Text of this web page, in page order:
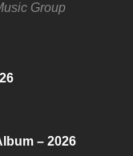
Group
– 2026